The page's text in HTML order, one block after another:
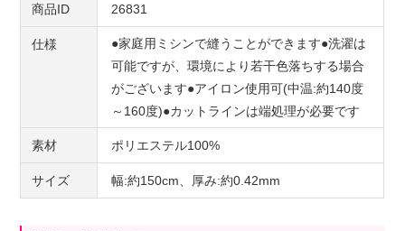
商品ID 26831
仕様
●家庭用ミシンで縫うことができます●洗濯は
可能ですが、環境により若干色落ちする場合
がございます●アイロン使用可(中温:約140度
～160度)●カットラインは端処理が必要です
素材 ポリエステル100%
サイズ 幅:約150cm、厚み:約0.42mm